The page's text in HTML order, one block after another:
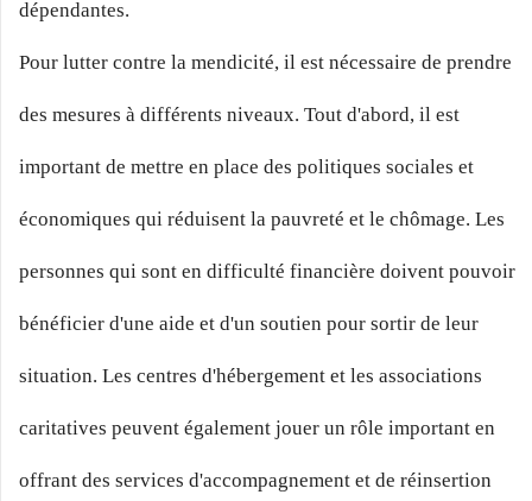
dépendantes.
Pour lutter contre la mendicité, il est nécessaire de prendre
des mesures à différents niveaux. Tout d'abord, il est
important de mettre en place des politiques sociales et
économiques qui réduisent la pauvreté et le chômage. Les
personnes qui sont en difficulté financière doivent pouvoir
bénéficier d'une aide et d'un soutien pour sortir de leur
situation. Les centres d'hébergement et les associations
caritatives peuvent également jouer un rôle important en
offrant des services d'accompagnement et de réinsertion